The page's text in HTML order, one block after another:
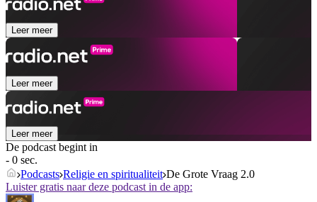
Leer meer
Leer meer
Leer meer
De podcast begint in
- 0 sec.
Podcasts Religie en spiritualiteit De Grote Vraag 2.0
Luister gratis naar deze podcast in de app: